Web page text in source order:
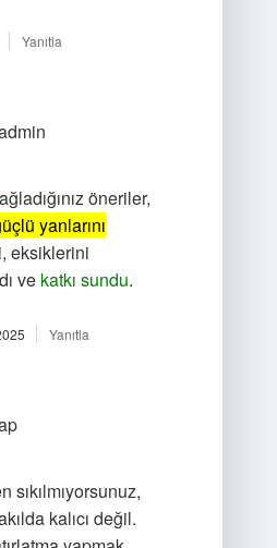
Yanıtla
öneriler,
yanlarını
eksiklerini
ve katkı sundu.
Yanıtla
sıkılmıyorsunuz,
kalıcı değil.